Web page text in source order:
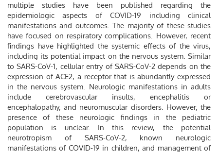
multiple studies have been published regarding the
epidemiologic aspects of COVID-19 including clinical
manifestations and outcomes. The majority of these studies
have focused on respiratory complications. However, recent
findings have highlighted the systemic effects of the virus,
including its potential impact on the nervous system. Similar
to SARS-CoV-1, cellular entry of SARS-CoV-2 depends on the
expression of ACE2, a receptor that is abundantly expressed
in the nervous system. Neurologic manifestations in adults
include cerebrovascular insults, encephalitis or
encephalopathy, and neuromuscular disorders. However, the
presence of these neurologic findings in the pediatric
population is unclear. In this review, the potential
neurotropism of SARS-CoV-2, known neurologic
manifestations of COVID-19 in children, and management of